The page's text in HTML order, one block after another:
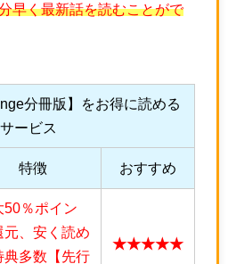
早く最新話を読むことがで
分冊版】をお得に読める
サービス
特徴 おすすめ
50％ポイン
元、安く読め
典多数【先行
★★★★★